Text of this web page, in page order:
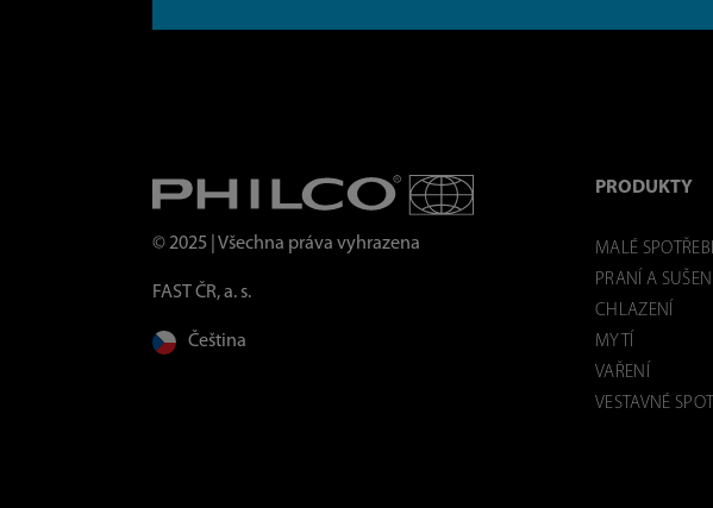
© 2025 | Všechna práva vyhrazena
FAST ČR, a. s.
Čeština
PRODUKTY
MALÉ
PRANÍ A SUŠENÍ
CHLAZENÍ
MYTÍ
VAŘENÍ
VESTAVNÉ